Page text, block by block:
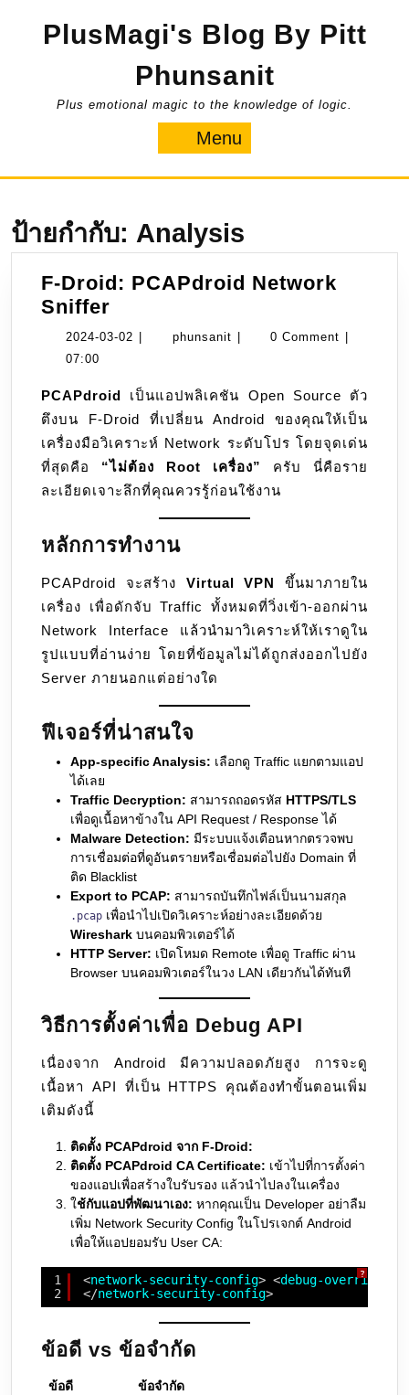
PlusMagi's Blog By Pitt
Phunsanit
Plus emotional magic to the knowledge of logic.
Menu
ป้ายกำกับ: Analysis
F-Droid: PCAPdroid Network
Sniffer
Droid:
Sniffer
2024-03-02 2024- phunsanit phunsanit0 Comment
07:00
PCAPdroid เป็นแอปพลิเคชัน Open Source ตัว
ตึงบน F-Droid ที่เปลี่ยน Android ของคุณให้เป็น
เครื่องมือวิเคราะห์ Network ระดับโปร โดยจุดเด่น
ที่สุดคือ “ไม่ต้อง Root เครื่อง”
ครับ นี่คือราย
ละเอียดเจาะลึกที่คุณควรรู้ก่อนใช้งาน
หลักการทำงาน
PCAPdroid จะสร้าง Virtual VPN
ขึ้นมาภายใน
เครื่อง เพื่อดักจับ Traffic ทั้งหมดที่วิ่งเข้า-ออกผ่าน
Network Interface แล้วนำมาวิเคราะห์ให้เราดูใน
รูปแบบที่อ่านง่าย โดยที่ข้อมูลไม่ได้ถูกส่งออกไปยัง
Server ภายนอกแต่อย่างใด
ฟีเจอร์ที่น่าสนใจ
App-specific Analysis: เลือกดู Traffic แยกตามแอป
ได้เลย
Traffic Decryption: สามารถถอดรหัส HTTPS/TLS
เพื่อดูเนื้อหาข้างใน API Request / Response ได้
Malware Detection: มีระบบแจ้งเตือนหากตรวจพบ
การเชื่อมต่อที่ดูอันตรายหรือเชื่อมต่อไปยัง Domain ที่
ติด Blacklist
Export to PCAP: สามารถบันทึกไฟล์เป็นนามสกุล
.pcap เพื่อนำไปเปิดวิเคราะห์อย่างละเอียดด้วย
Wireshark บนคอมพิวเตอร์ได้
HTTP Server: เปิดโหมด Remote เพื่อดู Traffic ผ่าน
Browser บนคอมพิวเตอร์ในวง LAN เดียวกันได้ทันที
วิธีการตั้งค่าเพื่อ Debug API
เนื่องจาก Android มีความปลอดภัยสูง การจะดู
เนื้อหา API ที่เป็น HTTPS คุณต้องทำขั้นตอนเพิ่ม
เติมดังนี้
ติดตั้ง PCAPdroid จาก F-Droid:
ติดตั้ง PCAPdroid CA Certificate: เข้าไปที่การตั้งค่า
ของแอปเพื่อสร้างใบรับรอง แล้วนำไปลงในเครื่อง
ใช้กับแอปที่พัฒนาเอง: หากคุณเป็น Developer อย่าลืม
เพิ่ม Network Security Config ในโปรเจกต์ Android
เพื่อให้แอปยอมรับ User CA:
?
1
2
<network-security-config> <debug-overrides
</network-security-config>
ข้อดี vs ข้อจำกัด
ข้อดี ข้อจำกัด